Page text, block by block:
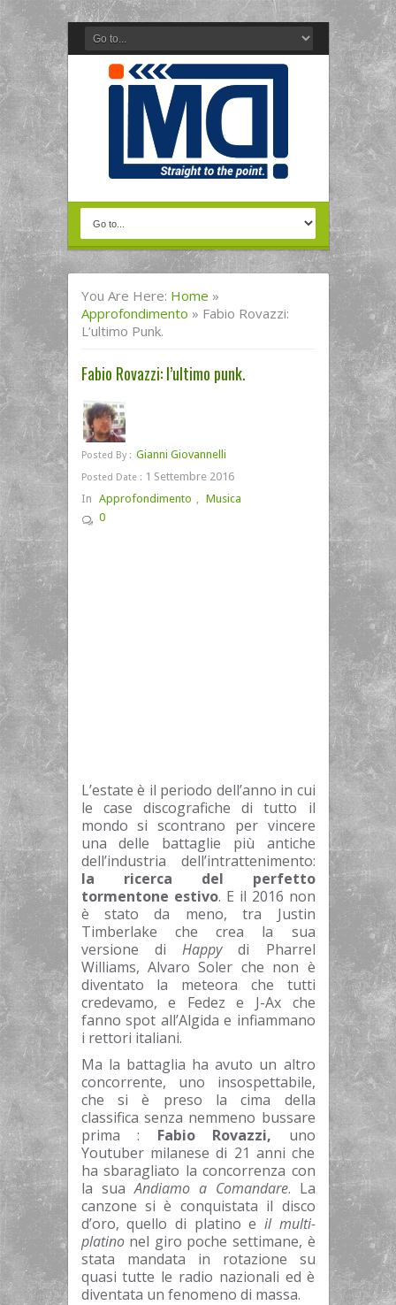
You Are Here: Home »
Approfondimento » Fabio Rovazzi:
L’ultimo Punk.
Fabio Rovazzi: l’ultimo punk.
Posted By : Gianni Giovannelli
Posted Date : 1 Settembre 2016
In Approfondimento , Musica
0
L’estate è il periodo dell’anno in cui
le case discografiche di tutto il
mondo si scontrano per vincere
una delle battaglie più antiche
dell’industria dell’intrattenimento:
la ricerca del perfetto
tormentone estivo. E il 2016 non
è stato da meno, tra Justin
Timberlake che crea la sua
versione di Happydi Pharrel
Williams, Alvaro Soler che non è
diventato la meteora che tutti
credevamo, e Fedez e J-Ax che
fanno spot all’Algida e infiammano
i rettori italiani.
Ma la battaglia ha avuto un altro
concorrente, uno insospettabile,
che si è preso la cima della
classifica senza nemmeno bussare
prima : Fabio Rovazzi, uno
Youtuber milanese di 21 anni che
ha sbaragliato la concorrenza con
la suaAndiamo a Comandare. La
canzone si è conquistata il disco
d’oro, quello di platino e il multi-
platinonel giro poche settimane, è
stata mandata in rotazione su
quasi tutte le radio nazionali ed è
diventata un fenomeno di massa.